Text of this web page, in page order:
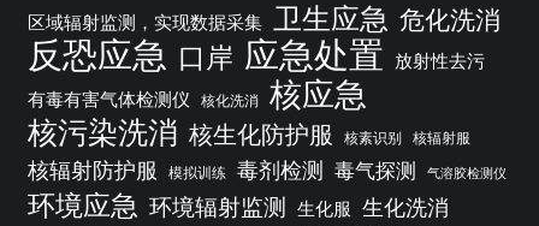
区域辐射监测，实现数据采集 卫生应急 危化洗消
反恐应急 口岸 应急处置
放射性去污
有毒有害气体检测仪
核化洗消 核应急
核污染洗消 核生化防护服 核素识别 核辐射服
核辐射防护服 模拟训练 毒剂检测 毒气探测 气溶胶检测仪
环境应急 环境辐射监测 生化服 生化洗消